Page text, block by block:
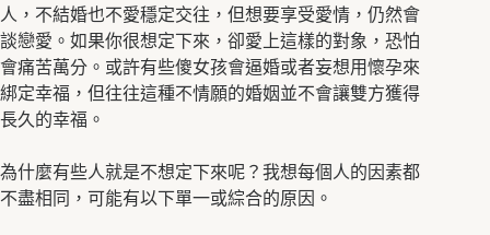
人，不結婚也不愛穩定交往，但想要享受愛情，仍然會
談戀愛。如果你很想定下來，卻愛上這樣的對象，恐怕
會痛苦萬分。或許有些傻女孩會逼婚或者妄想用懷孕來
綁定幸福，但往往這種不情願的婚姻並不會讓雙方獲得
長久的幸福。
為什麼有些人就是不想定下來呢？我想每個人的因素都
不盡相同，可能有以下單一或綜合的原因。